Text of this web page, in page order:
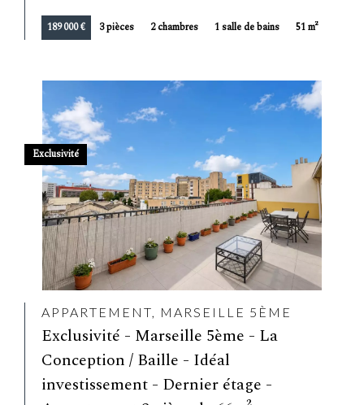
189 000 € 3 pièces 2 chambres 1 salle de bains 51 m²
APPARTEMENT, MARSEILLE 5ÈME
Exclusivité - Marseille 5ème - La
Conception / Baille - Idéal
investissement - Dernier étage -
Exclusivité